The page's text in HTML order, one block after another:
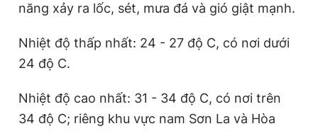
năng xảy ra lốc, sét, mưa đá và gió giật mạnh.
Nhiệt độ thấp nhất: 24 - 27 độ C, có nơi dưới
24 độ C.
Nhiệt độ cao nhất: 31 - 34 độ C, có nơi trên
34 độ C; riêng khu vực nam Sơn La và Hòa